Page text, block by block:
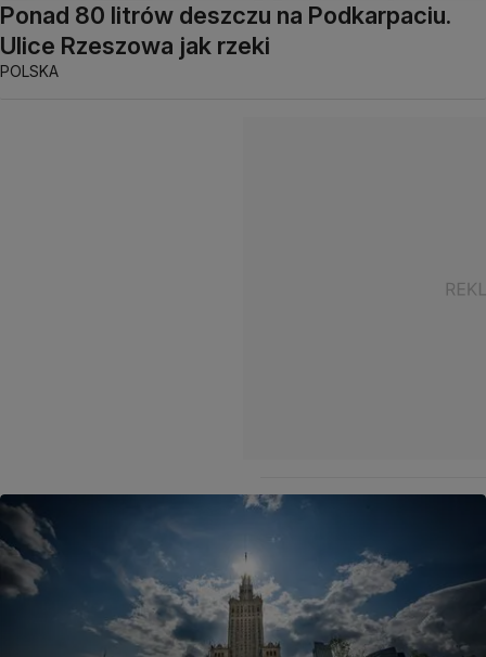
Ponad 80 litrów deszczu na Podkarpaciu.
Ulice Rzeszowa jak rzeki
POLSKA